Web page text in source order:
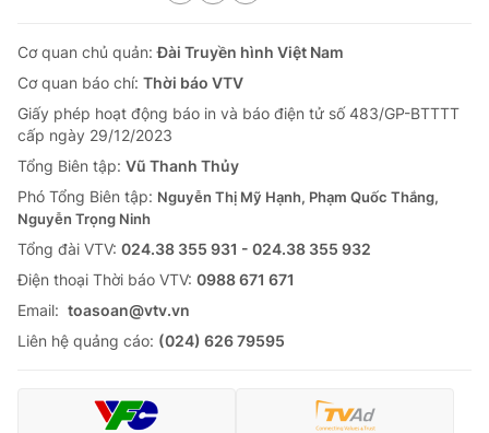
Cơ quan chủ quản:Đài Truyền hình Việt Nam
Cơ quan báo chí: Thời báo VTV
Giấy phép hoạt động báo in và báo điện tử số 483/GP-BTTTT
cấp ngày 29/12/2023
Tổng Biên tập: Vũ Thanh Thủy
Phó Tổng Biên tập: Nguyễn Thị Mỹ Hạnh, Phạm Quốc Thắng,
Nguyễn Trọng Ninh
Tổng đài VTV: 024.38 355 931 - 024.38 355 932
Ðiện thoại Thời báo VTV: 0988 671 671
Email: toasoan@vtv.vn
Liên hệ quảng cáo: (024) 626 79595